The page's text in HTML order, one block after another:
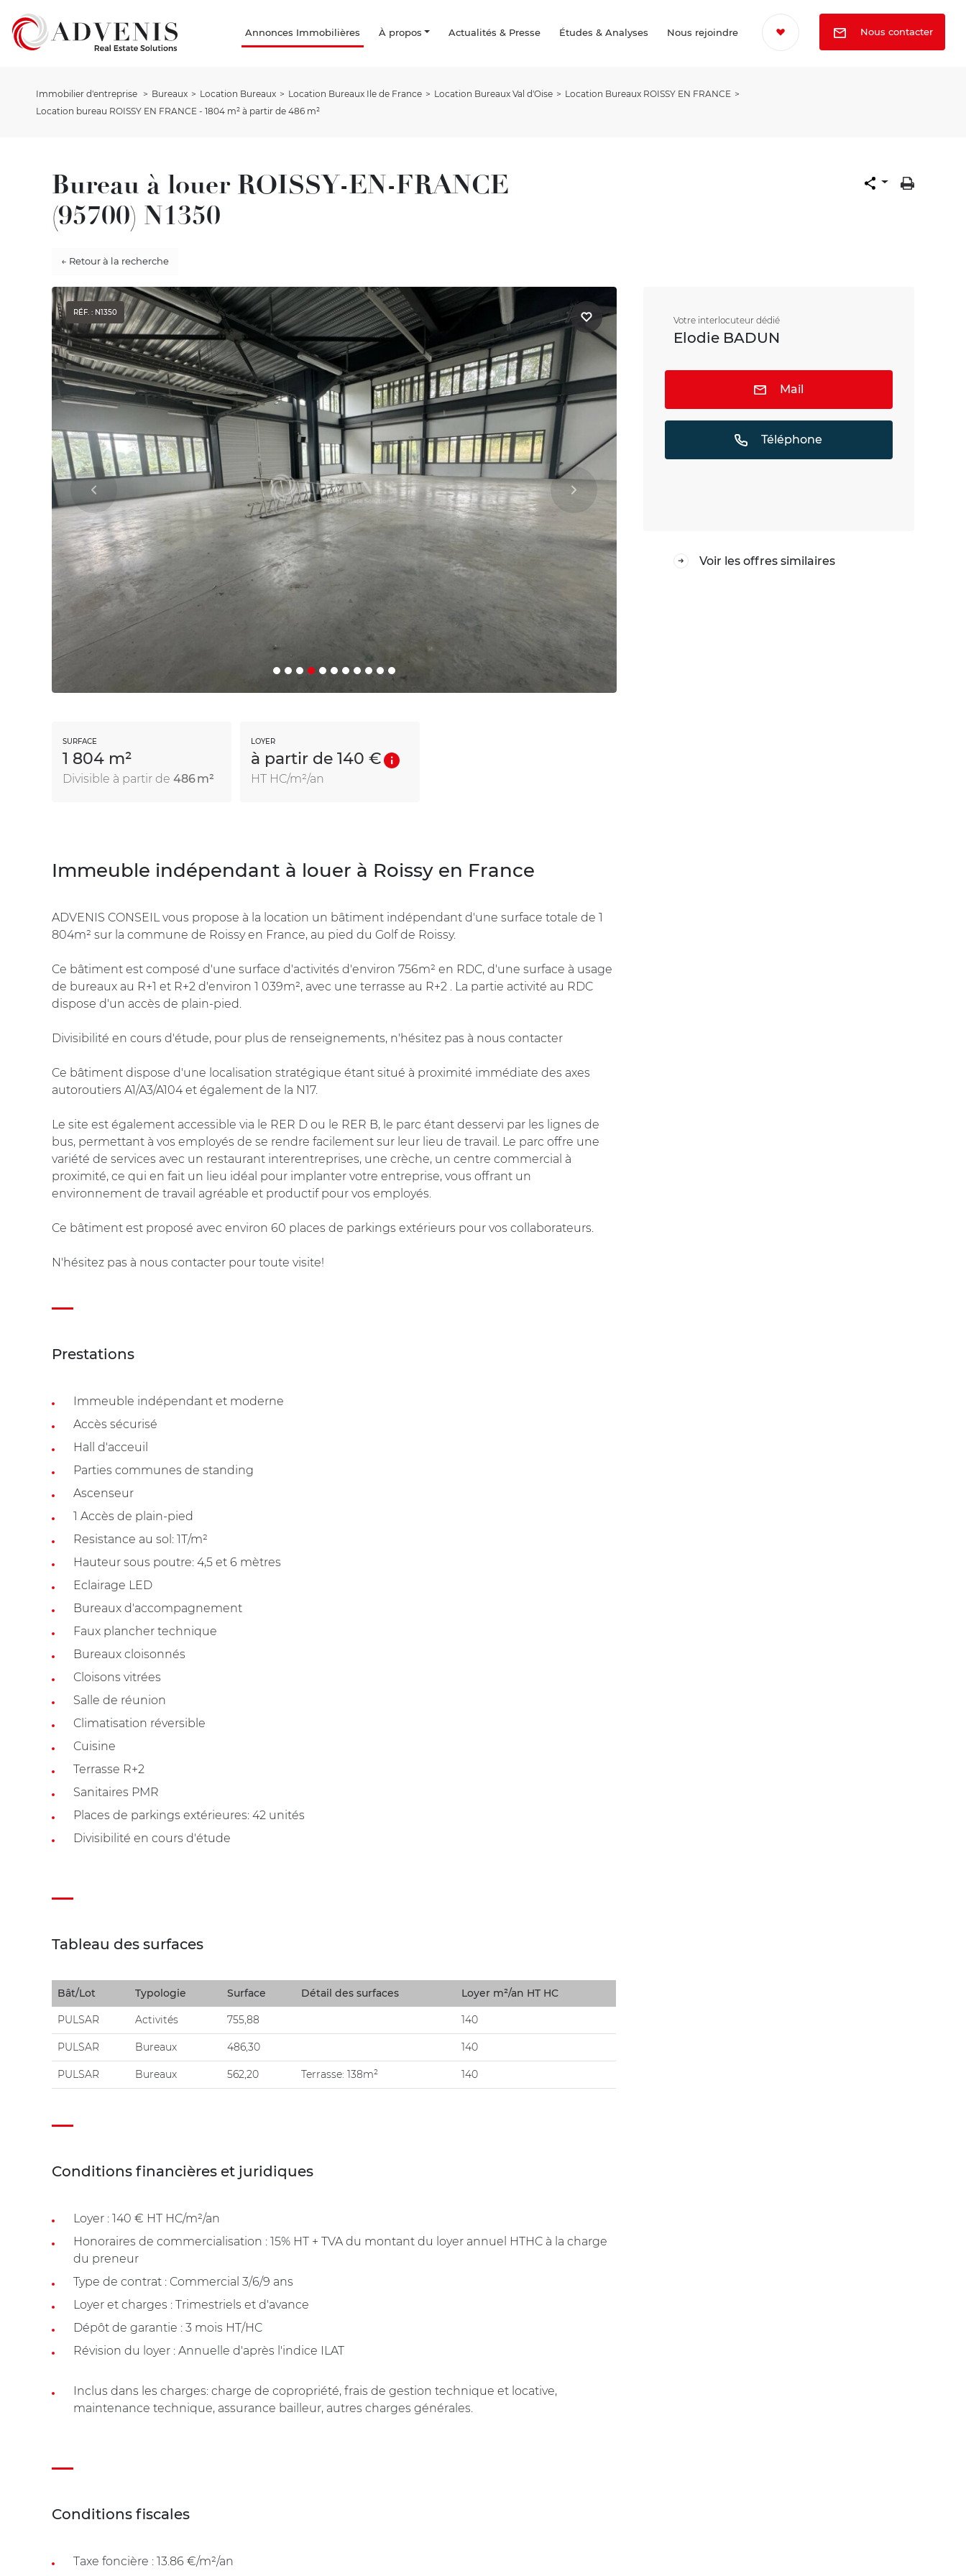
Annonces Immobilières À propos Actualités & Presse Études & Analyses Nous rejoindre Nous contacter
Immobilier d'entreprise Bureaux Location Bureaux Location Bureaux Ile de France Location Bureaux Val d'Oise
Location Bureaux ROISSY EN FRANCE
Location bureau ROISSY EN FRANCE - 1804 m² à partir de 486 m²
Bureau à louer ROISSY-EN-FRANCE
(95700) N1350
← Retour à la recherche
RÉF. : N1350
SURFACE
1 804 m²
Divisible à partir de 486 m²
LOYER
à partir de 140 €
HT HC/m²/an
Immeuble indépendant à louer à Roissy en France
ADVENIS CONSEIL vous propose à la location un bâtiment indépendant d'une surface totale de 1
804m² sur la commune de Roissy en France, au pied du Golf de Roissy.
Ce bâtiment est composé d'une surface d'activités d'environ 756m² en RDC, d'une surface à usage
de bureaux au R+1 et R+2 d'environ 1 039m², avec une terrasse au R+2 . La partie activité au RDC
dispose d'un accès de plain-pied.
Divisibilité en cours d'étude, pour plus de renseignements, n'hésitez pas à nous contacter
Ce bâtiment dispose d'une localisation stratégique étant situé à proximité immédiate des axes
autoroutiers A1/A3/A104 et également de la N17.
Le site est également accessible via le RER D ou le RER B, le parc étant desservi par les lignes de
bus, permettant à vos employés de se rendre facilement sur leur lieu de travail. Le parc offre une
variété de services avec un restaurant interentreprises, une crèche, un centre commercial à
proximité, ce qui en fait un lieu idéal pour implanter votre entreprise, vous offrant un
environnement de travail agréable et productif pour vos employés.
Ce bâtiment est proposé avec environ 60 places de parkings extérieurs pour vos collaborateurs.
N'hésitez pas à nous contacter pour toute visite!
Prestations
Immeuble indépendant et moderne
Accès sécurisé
Hall d'acceuil
Parties communes de standing
Ascenseur
1 Accès de plain-pied
Resistance au sol: 1T/m²
Hauteur sous poutre: 4,5 et 6 mètres
Eclairage LED
Bureaux d'accompagnement
Faux plancher technique
Bureaux cloisonnés
Cloisons vitrées
Salle de réunion
Climatisation réversible
Cuisine
Terrasse R+2
Sanitaires PMR
Places de parkings extérieures: 42 unités
Divisibilité en cours d'étude
Tableau des surfaces
Bât/Lot Typologie Surface Détail des surfaces Loyer m²/an HT HC
PULSAR Activités 755,88 140
PULSAR Bureaux 486,30 140
PULSAR Bureaux 562,20 Terrasse: 138m² 140
Conditions financières et juridiques
Loyer : 140 € HT HC/m²/an
Honoraires de commercialisation : 15% HT + TVA du montant du loyer annuel HTHC à la charge
du preneur
Type de contrat : Commercial 3/6/9 ans
Loyer et charges : Trimestriels et d'avance
Dépôt de garantie : 3 mois HT/HC
Révision du loyer : Annuelle d'après l'indice ILAT
Inclus dans les charges: charge de copropriété, frais de gestion technique et locative,
maintenance technique, assurance bailleur, autres charges générales.
Conditions fiscales
Taxe foncière : 13.86 €/m²/an
Votre interlocuteur dédié
Elodie BADUN
Mail
Téléphone
Voir les offres similaires